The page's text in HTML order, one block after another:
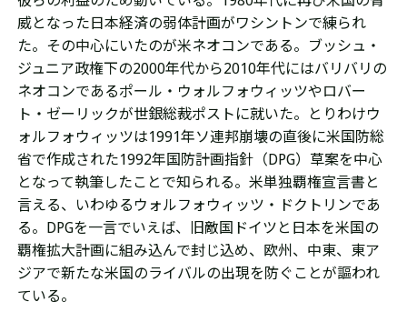
威となった日本経済の弱体計画がワシントンで練られ
た。その中心にいたのが米ネオコンである。ブッシュ・
ジュニア政権下の2000年代から2010年代にはバリバリの
ネオコンであるポール・ウォルフォウィッツやロバー
ト・ゼーリックが世銀総裁ポストに就いた。とりわけウ
ォルフォウィッツは1991年ソ連邦崩壊の直後に米国防総
省で作成された1992年国防計画指針（ DPG）草案を中心
となって執筆したことで知られる。 米単独覇権宣言書と
言える、
いわゆるウォルフォウィッツ・ドクトリンであ
る。DPGを一言でいえば、旧敵国ドイツと日本を米国の
覇権拡大計画に組み込んで封じ込め、欧州、中東、東ア
ジアで新たな米国のライバルの出現を防ぐことが謳われ
ている。